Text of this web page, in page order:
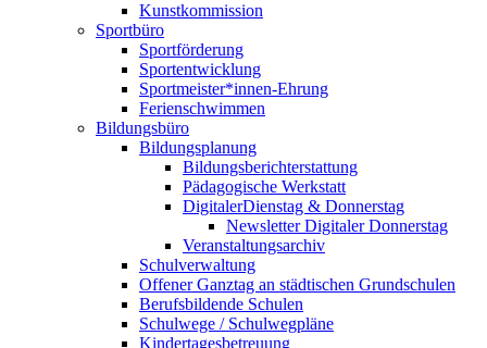
Kunstkommission
Sportbüro
Sportförderung
Sportentwicklung
Sportmeister*innen-Ehrung
Ferienschwimmen
Bildungsbüro
Bildungsplanung
Bildungsberichterstattung
Pädagogische Werkstatt
DigitalerDienstag & Donnerstag
Newsletter Digitaler Donnerstag
Veranstaltungsarchiv
Schulverwaltung
Offener Ganztag an städtischen Grundschulen
Berufsbildende Schulen
Schulwege / Schulwegpläne
Kindertagesbetreuung